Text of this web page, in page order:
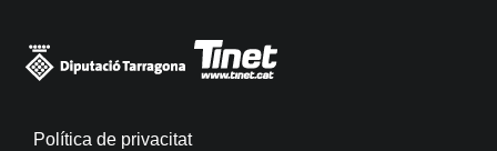
Política de privacitat